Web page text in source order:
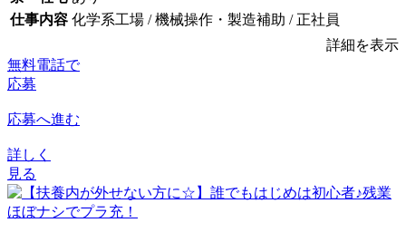
仕事内容 化学系工場 / 機械操作・製造補助 / 正社員
詳細を表示
無料電話で
応募
応募へ進む
詳しく
見る